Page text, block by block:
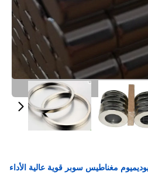
مغناطيس سوبر قوية عالية الأداء